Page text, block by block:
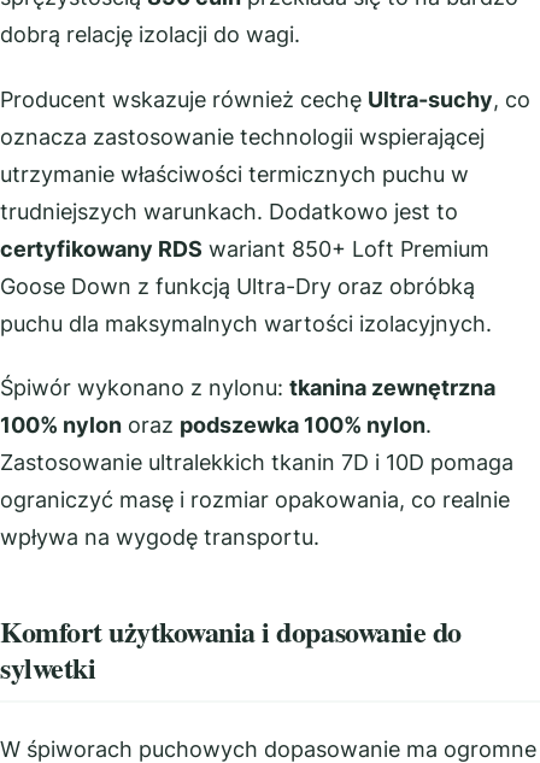
dobrą relację izolacji do wagi.
Producent wskazuje również cechę Ultra-suchy, co
oznacza zastosowanie technologii wspierającej
utrzymanie właściwości termicznych puchu w
trudniejszych warunkach. Dodatkowo jest to
certyfikowany RDS wariant 850+ Loft Premium
Goose Down z funkcją Ultra-Dry oraz obróbką
puchu dla maksymalnych wartości izolacyjnych.
Śpiwór wykonano z nylonu: tkanina zewnętrzna
100% nylon oraz podszewka 100% nylon.
Zastosowanie ultralekkich tkanin 7D i 10D pomaga
ograniczyć masę i rozmiar opakowania, co realnie
wpływa na wygodę transportu.
Komfort użytkowania i dopasowanie do
sylwetki
W śpiworach puchowych dopasowanie ma ogromne